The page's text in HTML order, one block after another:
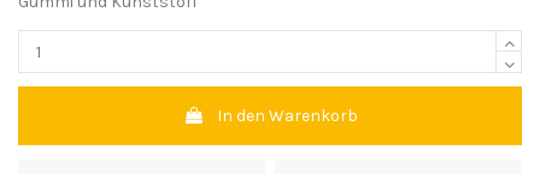
In den Warenkorb